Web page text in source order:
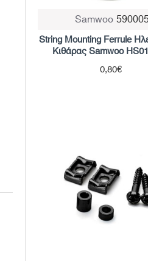
Samwoo
String Mounting Ferrule
Κιθάρας Samwoo
0,80€